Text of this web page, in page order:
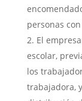
personas
El
escolar,
los
trabajadora,